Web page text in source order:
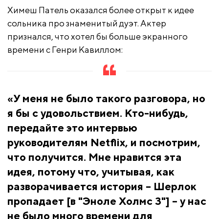
Химеш Патель оказался более открыт к идее
сольника про знаменитый дуэт. Актер
признался, что хотел бы больше экранного
времени с Генри Кавиллом:
«У меня не было такого разговора, но
я бы с удовольствием. Кто-нибудь,
передайте это интервью
руководителям Netflix, и посмотрим,
что получится. Мне нравится эта
идея, потому что, учитывая, как
разворачивается история – Шерлок
пропадает [в "Эноле Холмс 3"] – у нас
не было много времени для